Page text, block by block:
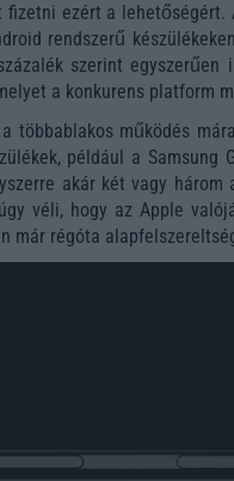
ezért a lehetőségért.
rendszerű
szerint egyszerűen
a konkurens platform
többablakos működés
például a Samsung
akár két vagy
véli, hogy az Apple
már régóta